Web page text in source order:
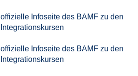
offizielle Infoseite des BAMF zu den
Integrationskursen
offizielle Infoseite des BAMF zu den
Integrationskursen